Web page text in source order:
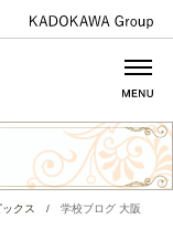
ックス / 学校ブログ 大阪